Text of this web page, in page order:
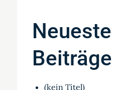
Neueste
Beiträge
(kein Titel)